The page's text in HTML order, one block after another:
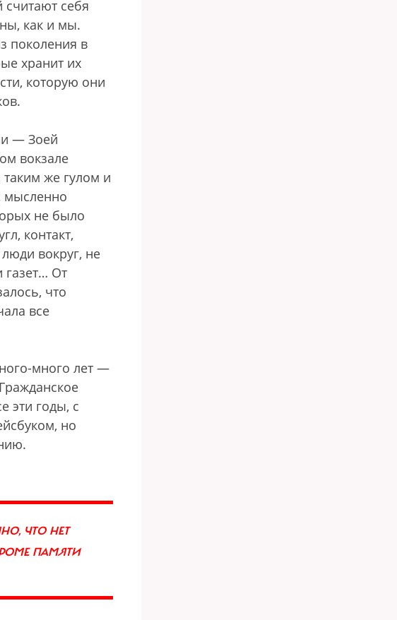
себя
как и мы.
поколения в
хранит их
которую они
— Зоей
вокзале
же гулом и
мысленно
не было
контакт,
вокруг, не
газет… От
что
все
много лет —
эти годы, с
но
ЧТО НЕТ
ПАМЯТИ